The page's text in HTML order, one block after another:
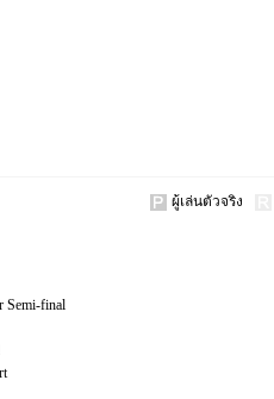
ผู้เล่นตัวจริง
Semi-final